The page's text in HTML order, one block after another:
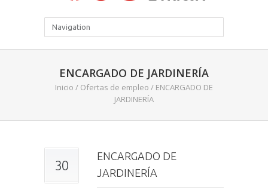
ENCARGADO DE JARDINERÍA
Inicio / Ofertas de empleo / ENCARGADO DE
JARDINERÍA
30
ENCARGADO DE
JARDINERÍA